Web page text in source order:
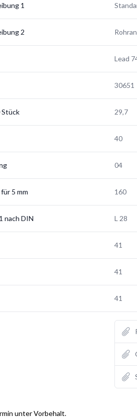
1
2
Lead
30651
Stück 29,7
40
04
5 mm 160
nach DIN L 28
41
41
41
unter Vorbehalt.